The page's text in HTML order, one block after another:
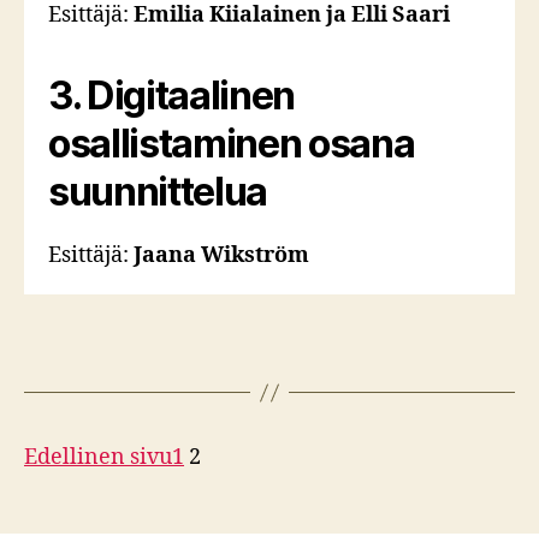
Esittäjä: Emilia Kiialainen ja Elli Saari
3. Digitaalinen
osallistaminen osana
suunnittelua
Esittäjä: Jaana Wikström
Edellinen sivu1 2